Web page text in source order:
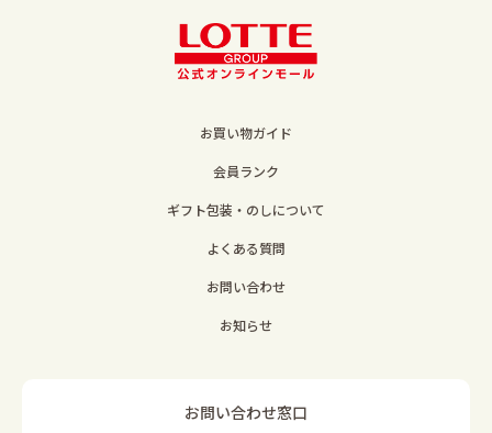
お買い物ガイド
会員ランク
ギフト包装・のしについて
よくある質問
お問い合わせ
お知らせ
お問い合わせ窓口